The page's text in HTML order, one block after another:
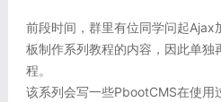
前段时间，群里有位同学问起Ajax
板制作系列教程的内容，因此单独
程。
该系列会写一些PbootCMS在使用